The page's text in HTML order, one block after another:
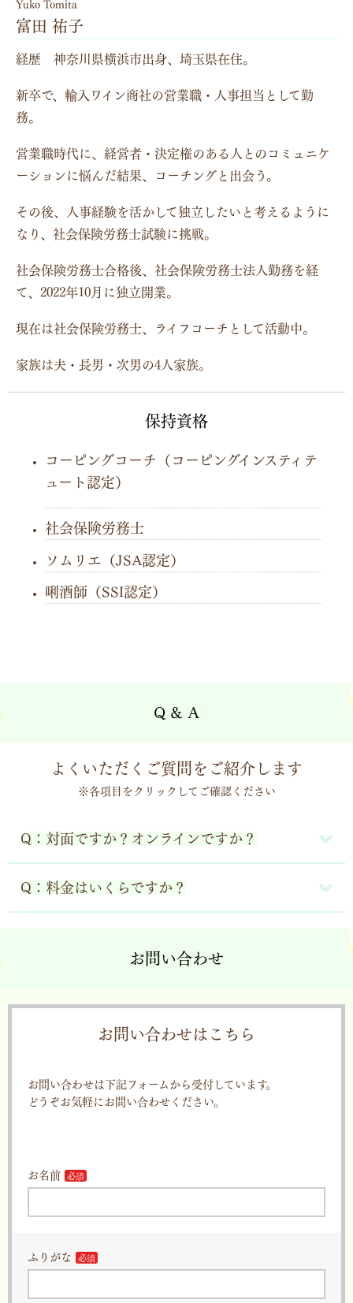
Yuko Tomita
富田 祐子
経歴 神奈川県横浜市出身、埼玉県在住。
新卒で、輸入ワイン商社の営業職・人事担当として勤
務。
営業職時代に、経営者・決定権のある人とのコミュニケ
ーションに悩んだ結果、コーチングと出会う。
その後、人事経験を活かして独立したいと考えるように
なり、社会保険労務士試験に挑戦。
社会保険労務士合格後、社会保険労務士法人勤務を経
て、2022年10月に独立開業。
現在は社会保険労務士、ライフコーチとして活動中。
家族は夫・長男・次男の4人家族。
保持資格
コーピングコーチ（コーピングインスティテ
ュート認定）
社会保険労務士
ソムリエ（JSA認定）
唎酒師（SSI認定）
Q & A
よくいただくご質問をご紹介します
※各項目をクリックしてご確認ください
Q：対面ですか？オンラインですか？
Q：料金はいくらですか？
お問い合わせ
お問い合わせはこちら
お問い合わせは下記フォームから受付しています。
どうぞお気軽にお問い合わせください。
お名前
ふりがな